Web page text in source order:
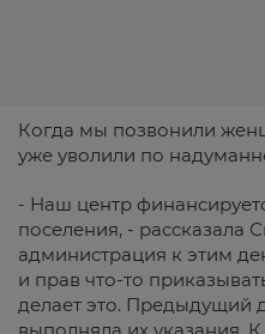
Когда мы позвонили
уже уволили по
- Наш центр
поселения, - рассказала
администрация к этим
и прав что-то
делает это. Предыдущий